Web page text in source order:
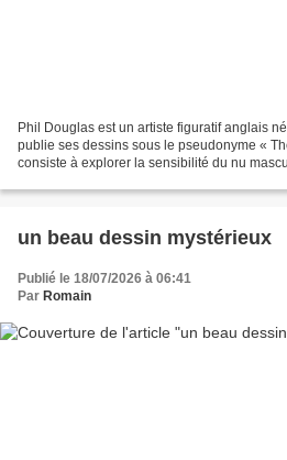
Phil Douglas est un artiste figuratif anglais
publie ses dessins sous le pseudonyme «
consiste à explorer la sensibilité du nu
un beau dessin mystérieux
Publié le 18/07/2026 à 06:41
Par Romain